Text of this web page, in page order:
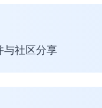
与社区分享